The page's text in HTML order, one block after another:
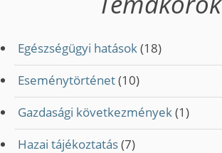
Egészségügyi hatások(18)
Eseménytörténet(10)
Gazdasági következmények(1)
Hazai tájékoztatás(7)